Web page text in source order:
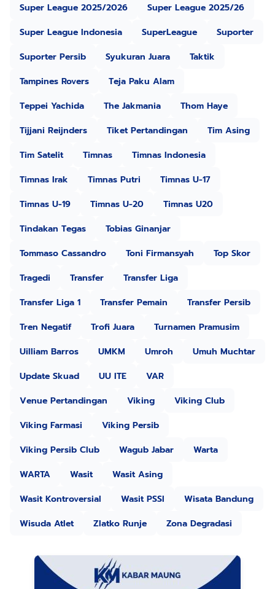
Super League 2025/2026
Super League 2025/26
Super League Indonesia
SuperLeague
Suporter
Suporter Persib
Syukuran Juara
Taktik
Tampines Rovers
Teja Paku Alam
Teppei Yachida
The Jakmania
Thom Haye
Tijjani Reijnders
Tiket Pertandingan
Tim Asing
Tim Satelit
Timnas
Timnas Indonesia
Timnas Irak
Timnas Putri
Timnas U-17
Timnas U-19
Timnas U-20
Timnas U20
Tindakan Tegas
Tobias Ginanjar
Tommaso Cassandro
Toni Firmansyah
Top Skor
Tragedi
Transfer
Transfer Liga
Transfer Liga 1
Transfer Pemain
Transfer Persib
Tren Negatif
Trofi Juara
Turnamen Pramusim
Uilliam Barros
UMKM Umroh
Umuh Muchtar
Update Skuad
UU ITE
VAR
Venue Pertandingan
Viking
Viking Club
Viking Farmasi
Viking Persib
Viking Persib Club
Wagub Jabar
Warta
WARTA
Wasit
Wasit Asing
Wasit Kontroversial
Wasit PSSI
Wisata Bandung
Wisuda Atlet
Zlatko Runje Zona Degradasi